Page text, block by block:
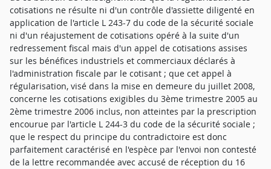
cotisations ne résulte ni d'un contrôle d'assiette diligenté en
application de l'article L 243-7 du code de la sécurité sociale
ni d'un réajustement de cotisations opéré à la suite d'un
redressement fiscal mais d'un appel de cotisations assises
sur les bénéfices industriels et commerciaux déclarés à
l'administration fiscale par le cotisant ; que cet appel à
régularisation, visé dans la mise en demeure du juillet 2008,
concerne les cotisations exigibles du 3ème trimestre 2005 au
2ème trimestre 2006 inclus, non atteintes par la prescription
encourue par l'article L 244-3 du code de la sécurité sociale ;
que le respect du principe du contradictoire est donc
parfaitement caractérisé en l'espèce par l'envoi non contesté
de la lettre recommandée avec accusé de réception du 16